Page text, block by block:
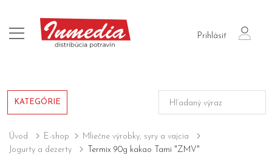
Prihlásiť
login
KATEGÓRIE
Úvod E-shop
Mliečne výrobky, syry a vajcia
Jogurty a dezerty
Termix 90g kakao Tami "ZMV"